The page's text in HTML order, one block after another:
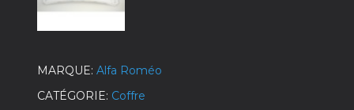
MARQUE Alfa Roméo
CATÉGORIE Coffre